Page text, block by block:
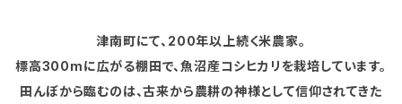
津南町にて、200年以上続く米農家。
標高300mに広がる棚田で、魚沼産コシヒカリを栽培しています。
田んぼから臨むのは、古来から農耕の神様として信仰されてきた